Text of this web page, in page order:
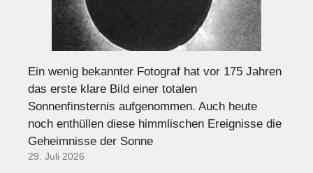
Ein wenig bekannter Fotograf hat vor 175 Jahren
das erste klare Bild einer totalen
Sonnenfinsternis aufgenommen. Auch heute
noch enthüllen diese himmlischen Ereignisse die
Geheimnisse der Sonne
29. Juli 2026